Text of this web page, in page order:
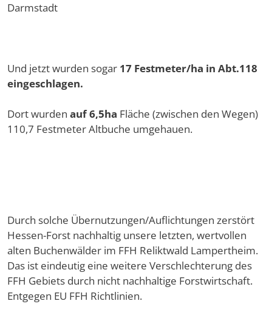
Darmstadt
Und jetzt wurden sogar 17 Festmeter/ha in Abt.118
eingeschlagen.
Dort wurden auf 6,5ha Fläche (zwischen den Wegen)
110,7 Festmeter Altbuche umgehauen.
Durch solche Übernutzungen/Auflichtungen zerstört
Hessen-Forst nachhaltig unsere letzten, wertvollen
alten Buchenwälder im FFH Reliktwald Lampertheim.
Das ist eindeutig eine weitere Verschlechterung des
FFH Gebiets durch nicht nachhaltige Forstwirtschaft.
Entgegen EU FFH Richtlinien.